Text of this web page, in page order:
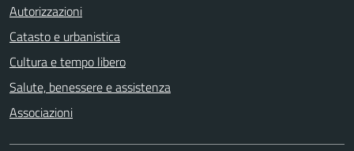
Autorizzazioni
Catasto e urbanistica
Cultura e tempo libero
Salute, benessere e assistenza
Associazioni